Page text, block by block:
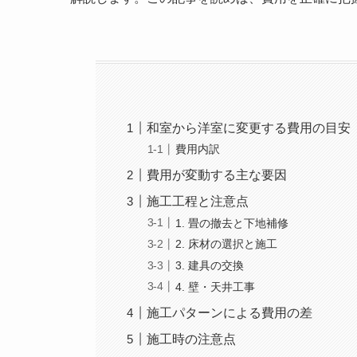
和室から洋室に変更する費用の目安
費用内訳
費用が変動する主な要因
施工工程と注意点
1. 畳の撤去と下地補修
2. 床材の選択と施工
3. 建具の交換
4. 壁・天井工事
施工パターンによる費用の差
施工時の注意点